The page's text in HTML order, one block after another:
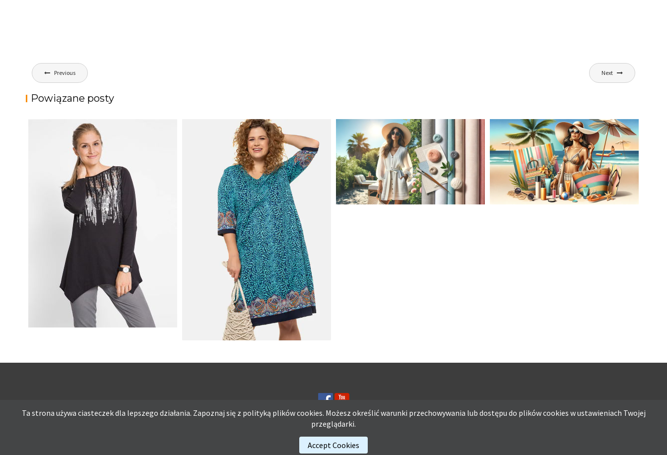
Nawigacja
wpisu
Previous Next
Powiązane posty
cookies.Możesz określić warunki przechowywania lub dostępu do plików cookies w ustawieniach Twojej przeglądarki.
Ta strona używa ciasteczek dla lepszego działania. Zapoznaj się z polityką plikówcookies. Możesz określić warunki przechowywania lub dostępu do plików cookies w ustawieniach Twojej
przeglądarki.
Accept Cookies